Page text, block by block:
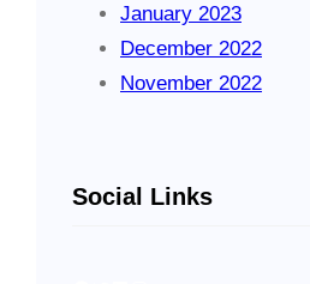
January 2023
December 2022
November 2022
Social Links